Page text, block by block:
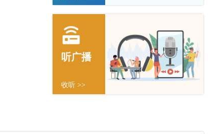
听广播
收听 >>